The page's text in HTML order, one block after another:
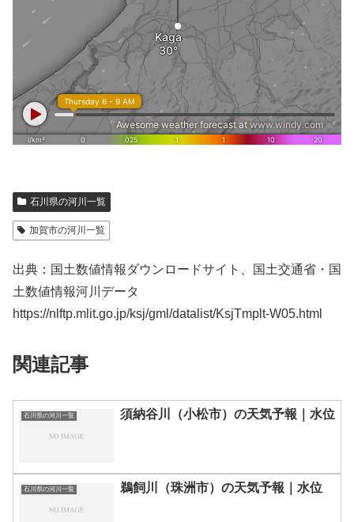
石川県の河川一覧
加賀市の河川一覧
出典：国土数値情報ダウンロードサイト、国土交通省・国
土数値情報河川データ
https://nlftp.mlit.go.jp/ksj/gml/datalist/KsjTmplt-W05.html
関連記事
石川県の河川一覧 須納谷川（小松市）の天気予報｜水位
石川県の河川一覧 鵜飼川（珠洲市）の天気予報｜水位